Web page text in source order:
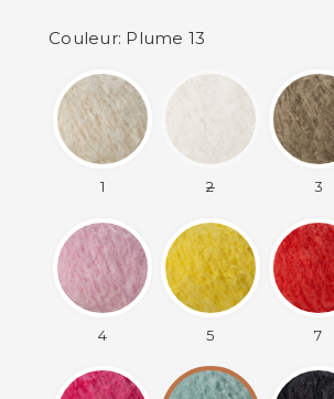
Couleur: Plume 13
1 2 3
4 5 7